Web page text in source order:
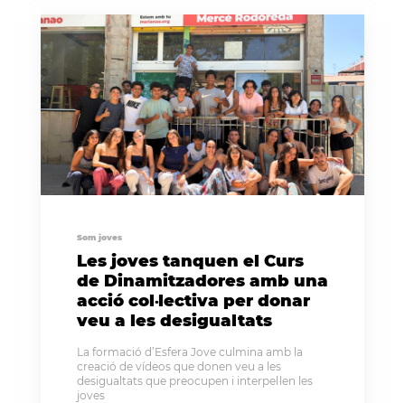
Som joves
Les joves tanquen el Curs
de Dinamitzadores amb una
acció col·lectiva per donar
veu a les desigualtats
La formació d’Esfera Jove culmina amb la
creació de vídeos que donen veu a les
desigualtats que preocupen i interpel·len les
joves